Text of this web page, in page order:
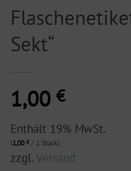
Sekt“
1,00 €
Enthält 19% MwSt.
(1,00 €/ 1 Stück)
zzgl.Versand